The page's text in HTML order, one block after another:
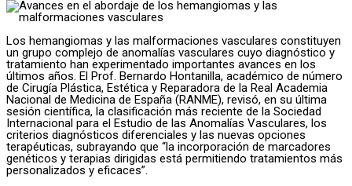
Los hemangiomas y las malformaciones vasculares constituyen
un grupo complejo de anomalías vasculares cuyo diagnóstico y
tratamiento han experimentado importantes avances en los
últimos años. El Prof. Bernardo Hontanilla, académico de número
de Cirugía Plástica, Estética y Reparadora de la Real Academia
Nacional de Medicina de España (RANME), revisó, en su última
sesión científica, la clasificación más reciente de la Sociedad
Internacional para el Estudio de las Anomalías Vasculares, los
criterios diagnósticos diferenciales y las nuevas opciones
terapéuticas, subrayando que “la incorporación de marcadores
genéticos y terapias dirigidas está permitiendo tratamientos más
personalizados y eficaces”.